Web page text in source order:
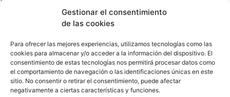
Gestionar el consentimiento
de las cookies
Para ofrecer las mejores experiencias, utilizamos tecnologías como las
cookies para almacenar y/o acceder a la información del dispositivo. El
consentimiento de estas tecnologías nos permitirá procesar datos como
el comportamiento de navegación o las identificaciones únicas en este
sitio. No consentir o retirar el consentimiento, puede afectar
negativamente a ciertas características y funciones.